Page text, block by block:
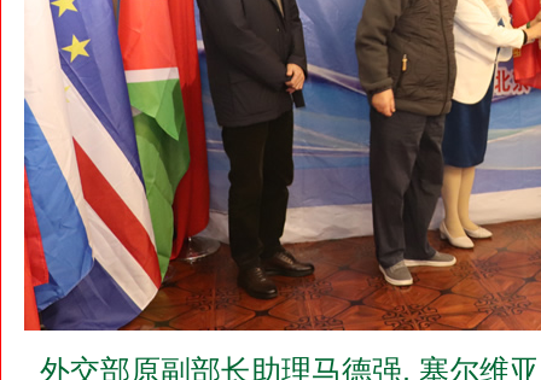
外交部原副部长助理马德强, 塞尔维